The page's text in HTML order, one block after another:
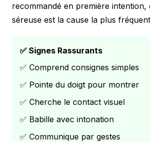
recommandé en première
séreuse est la cause la plus
✅ Signes Rassurants
✅ Comprend consignes simples
✅ Pointe du doigt pour montrer
✅ Cherche le contact visuel
✅ Babille avec intonation
✅ Communique par gestes